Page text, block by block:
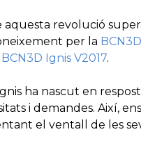
aquesta revolució
per la
BCN3D Ignis V2017.
ha nascut en
i demandes. Així,
el ventall de les